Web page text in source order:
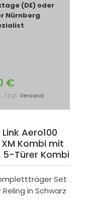
(DE) oder
Nürnberg
€
zzgl. Versand
Aero100
Kombi mit
5-Türer Kombi
Set
in Schwarz